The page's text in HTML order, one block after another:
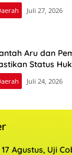
Juli 27, 2026
Aru dan
Status
Juli 24, 2026
Agustus, Uji